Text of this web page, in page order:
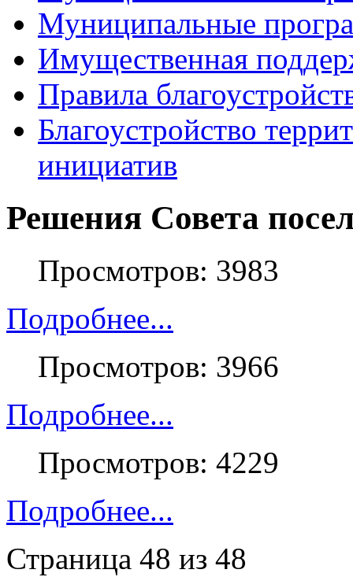
Муниципальные
Имущественная
Правила
Благоустройство
инициатив
Решения Совета
Просмотров: 3983
Подробнее...
Просмотров: 3966
Подробнее...
Просмотров: 4229
Подробнее...
Страница 48 из 48